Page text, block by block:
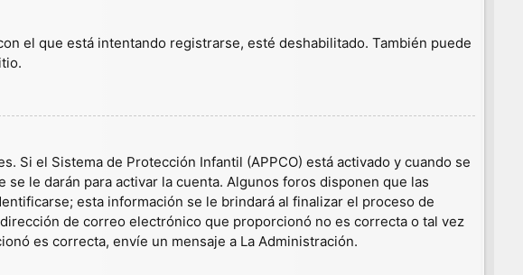
el que está intentando registrarse, esté deshabilitado. También puede
Si el Sistema de Protección Infantil (APPCO) está activado y cuando se
le darán para activar la cuenta. Algunos foros disponen que las
esta información se le brindará al finalizar el proceso de
de correo electrónico que proporcionó no es correcta o tal vez
es correcta, envíe un mensaje a La Administración.